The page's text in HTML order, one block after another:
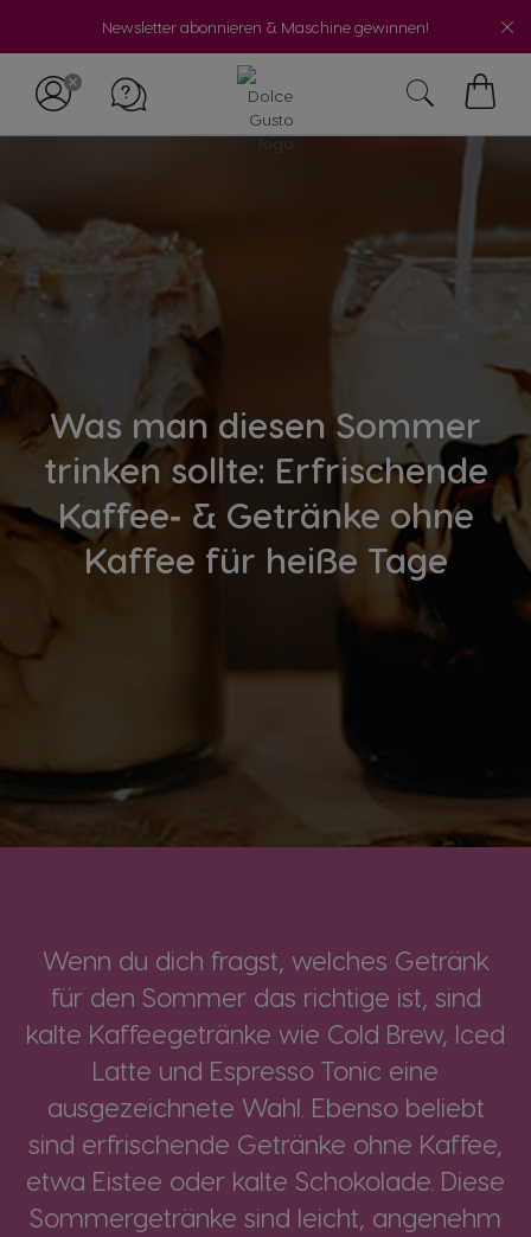
Newsletter abonnieren & Maschine gewinnen!
Was man diesen Sommer
trinken sollte: Erfrischende
Kaffee‑ & Getränke ohne
Kaffee für heiße Tage
Wenn du dich fragst, welches Getränk
für den Sommer das richtige ist, sind
kalte Kaffeegetränke wie Cold Brew, Iced
Latte und Espresso Tonic eine
ausgezeichnete Wahl. Ebenso beliebt
sind erfrischende Getränke ohne Kaffee,
etwa Eistee oder kalte Schokolade. Diese
Sommergetränke sind leicht, angenehm